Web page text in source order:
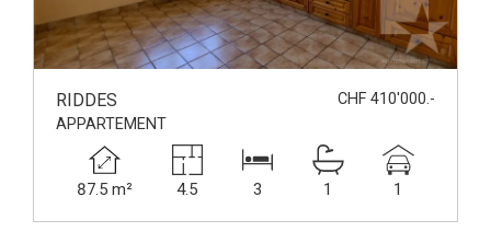
RIDDES
CHF 410'000.-
APPARTEMENT
87.5 m² 4.5 3 1 1